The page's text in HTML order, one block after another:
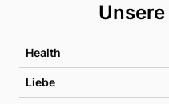
Health
Liebe